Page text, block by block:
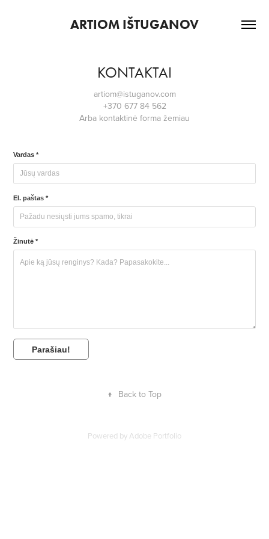
ARTIOM IŠTUGANOV
KONTAKTAI
artiom@istuganov.com
+370 677 84 562
Arba kontaktinė forma žemiau
Vardas *
El. paštas *
Žinutė *
Parašiau!
↑ Back to Top
Powered byAdobe Portfolio